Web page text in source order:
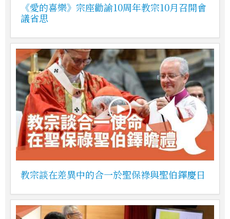
《愛的喜樂》宗座勸諭10周年教宗10月召開會
議省思
教宗談在差異中的合一於聖保祿與聖伯鐸慶日